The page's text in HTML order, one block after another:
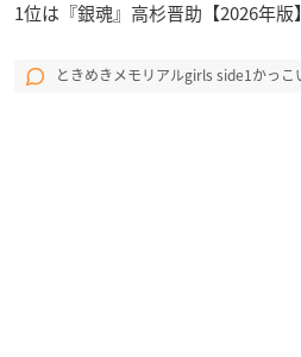
1位は『銀魂』高杉晋助【2026年版】
ときめきメモリアルgirls side1かっ